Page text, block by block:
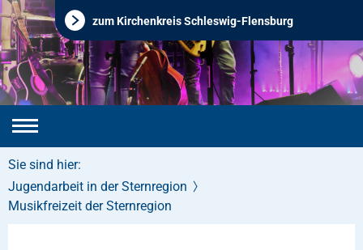
zum Kirchenkreis Schleswig-Flensburg
Sie sind hier:
Jugendarbeit in der Sternregion
Musikfreizeit der Sternregion